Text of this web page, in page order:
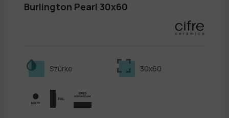
Burlington Pearl 30x60
30x60
Szürke